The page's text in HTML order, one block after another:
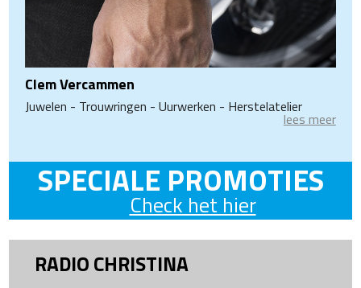
Clem Vercammen
Juwelen - Trouwringen - Uurwerken - Herstelatelier
lees meer
SPECIALE PROMOTIES
Check het hier
RADIO CHRISTINA